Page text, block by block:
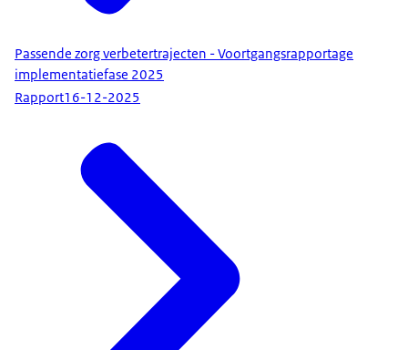
Passende zorg verbetertrajecten - Voortgangsrapportage
implementatiefase 2025
Rapport16-12-2025